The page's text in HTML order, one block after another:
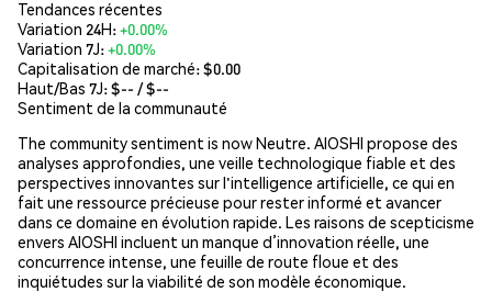
Tendances récentes
Variation 24H:+0.00%
Variation 7J:+0.00%
Capitalisation de marché:$0.00
Haut/Bas 7J: $-- / $--
Sentiment de la communauté
The community sentiment is now Neutre. AIOSHI propose des
analyses approfondies, une veille technologique fiable et des
perspectives innovantes sur l'intelligence artificielle, ce qui en
fait une ressource précieuse pour rester informé et avancer
dans ce domaine en évolution rapide. Les raisons de scepticisme
envers AIOSHI incluent un manque d’innovation réelle, une
concurrence intense, une feuille de route floue et des
inquiétudes sur la viabilité de son modèle économique.